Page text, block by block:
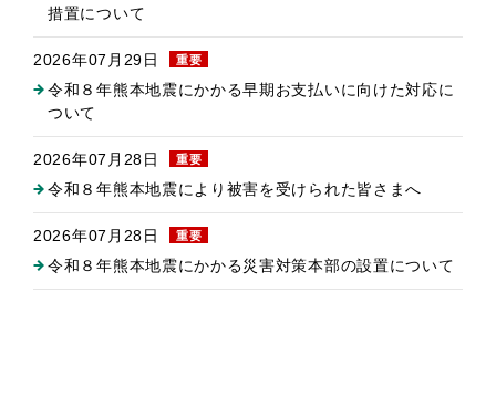
措置について
2026年07月29日 重要
令和８年熊本地震にかかる早期お支払いに向けた対応に
ついて
2026年07月28日 重要
令和８年熊本地震により被害を受けられた皆さまへ
2026年07月28日 重要
令和８年熊本地震にかかる災害対策本部の設置について